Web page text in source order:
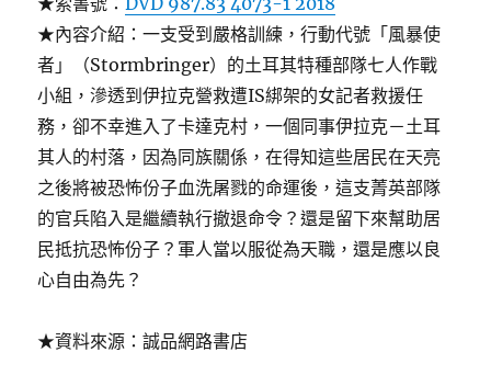
★內容介紹：一支受到嚴格訓練，行動代號「風暴使
者」（Stormbringer）的土耳其特種部隊七人作戰
小組，滲透到伊拉克營救遭IS綁架的女記者救援任
務，卻不幸進入了卡達克村，一個同事伊拉克－土耳
其人的村落，因為同族關係，在得知這些居民在天亮
之後將被恐怖份子血洗屠戮的命運後，這支菁英部隊
的官兵陷入是繼續執行撤退命令？還是留下來幫助居
民抵抗恐怖份子？軍人當以服從為天職，還是應以良
心自由為先？
★資料來源：誠品網路書店